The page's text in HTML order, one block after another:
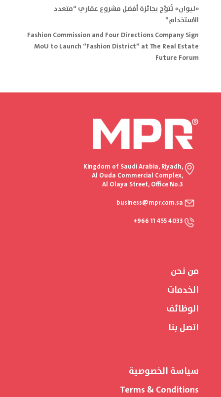
«ليوان» تُتوَّج بجائزة أفضل مشروع عقاري “متعدد
الاستخدام”
Fashion Commission and Four Directions Company Sign
MoU to Launch “Fashion District” at The Real Estate
Future Forum
Kingdom of Saudi Arabia, Riyadh,
Al Ouda Commercial Complex,
Al Olaya Street, Office No.3
business@mpr.com.sa
+966 11 455 4033
من نحن
الخدمات
الوظائف
اتصل بنا
سياسة الخصوصية
Terms & Conditions